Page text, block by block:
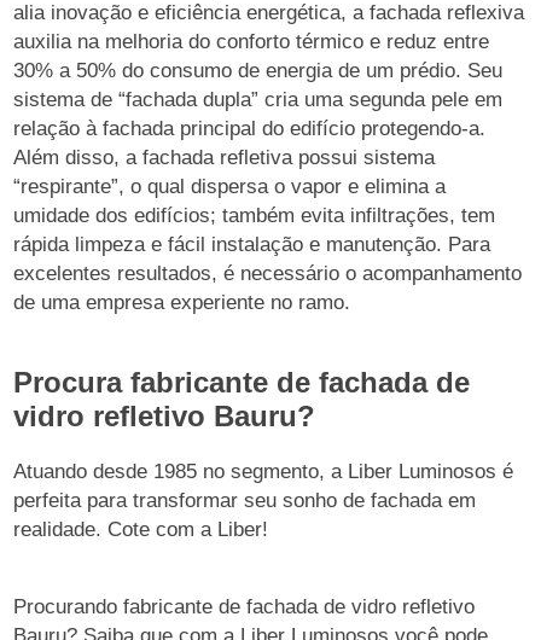
alia inovação e eficiência energética, a fachada reflexiva
auxilia na melhoria do conforto térmico e reduz entre
30% a 50% do consumo de energia de um prédio. Seu
sistema de “fachada dupla” cria uma segunda pele em
relação à fachada principal do edifício protegendo-a.
Além disso, a fachada refletiva possui sistema
“respirante”, o qual dispersa o vapor e elimina a
umidade dos edifícios; também evita infiltrações, tem
rápida limpeza e fácil instalação e manutenção. Para
excelentes resultados, é necessário o acompanhamento
de uma empresa experiente no ramo.
Procura fabricante de fachada de
vidro refletivo Bauru?
Atuando desde 1985 no segmento, a Liber Luminosos é
perfeita para transformar seu sonho de fachada em
realidade. Cote com a Liber!
Procurando fabricante de fachada de vidro refletivo